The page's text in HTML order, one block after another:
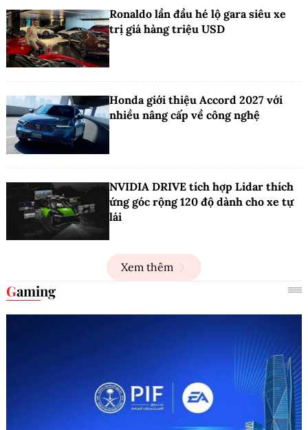
Ronaldo lần đầu hé lộ gara siêu xe
trị giá hàng triệu USD
Honda giới thiệu Accord 2027 với
nhiều nâng cấp về công nghệ
NVIDIA DRIVE tích hợp Lidar thích
ứng góc rộng 120 độ dành cho xe tự
lái
Xem thêm
Gaming